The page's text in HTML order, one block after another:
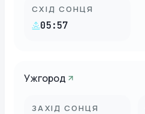
СХІД СОНЦЯ
05:57
Ужгород
ЗАХІД СОНЦЯ